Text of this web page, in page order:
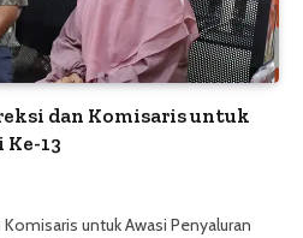
dan Komisaris untuk
13
Komisaris untuk Awasi Penyaluran